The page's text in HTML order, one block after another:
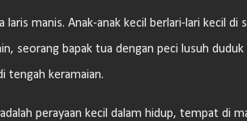
manis. Anak-anak kecil berlari-lari kecil di
seorang bapak tua dengan peci lusuh duduk
tengah keramaian.
perayaan kecil dalam hidup, tempat di